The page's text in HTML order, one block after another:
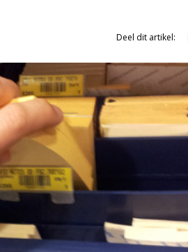
Deel dit artikel: